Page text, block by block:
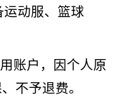
动服、篮球
账户，因个人原
不予退费。